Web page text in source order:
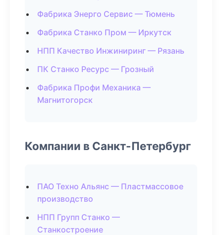
Фабрика Энерго Сервис — Тюмень
Фабрика Станко Пром — Иркутск
НПП Качество Инжиниринг — Рязань
ПК Станко Ресурс — Грозный
Фабрика Профи Механика —
Магнитогорск
Компании в Санкт-Петербург
ПАО Техно Альянс — Пластмассовое
производство
НПП Групп Станко —
Станкостроение